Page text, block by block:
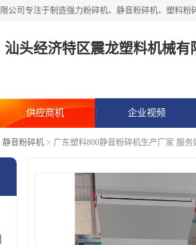
汕头经济特区震龙塑料机械有
供应商机 企业视频
静音粉碎机 > 广东塑料800静音粉碎机生产厂家 服务